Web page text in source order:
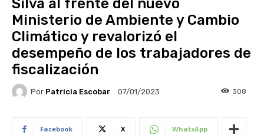
Silva al frente del nuevo
Ministerio de Ambiente y Cambio
Climático y revalorizó el
desempeño de los trabajadores de
fiscalización
Por Patricia Escobar 07/01/2023 308
Facebook X WhatsApp